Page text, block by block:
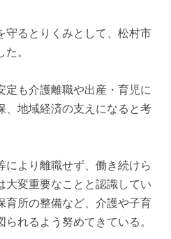
守るとりくみとして、松村市
。
も介護離職や出産・育児に
、地域経済の支えになると考
より離職せず、働き続けら
大変重要なことと認識してい
育所の整備など、介護や子育
れるよう努めてきている。